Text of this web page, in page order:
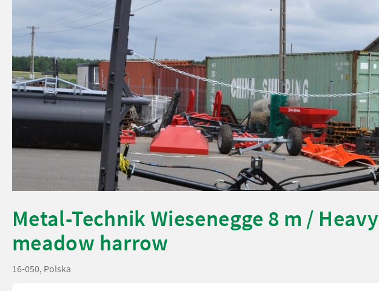
Metal-Technik Wiesenegge 8 m / Heavy
meadow harrow
16-050, Polska